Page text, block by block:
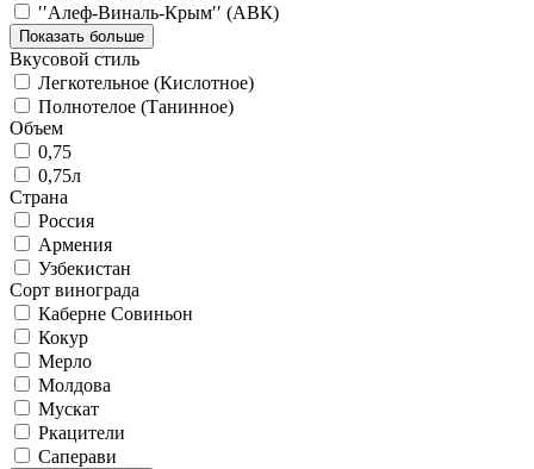
′′Алеф-Виналь-Крым′′ (АВК)
Показать больше
Вкусовой стиль
Легкотельное (Кислотное)
Полнотелое (Танинное)
Объем
0,75
0,75л
Страна
Россия
Армения
Узбекистан
Сорт винограда
Каберне Совиньон
Кокур
Мерло
Молдова
Мускат
Ркацители
Саперави